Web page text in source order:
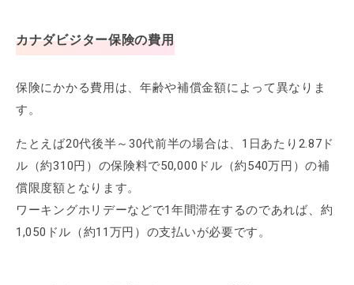
カナダビジター保険の費用
保険にかかる費用は、年齢や補償金額によって異なりま
す。
たとえば20代後半～30代前半の場合は、1日あたり2.87ド
ル（約310円）の保険料で50,000ドル（約540万円）の補
償限度額となります。
ワーキングホリデーなどで1年間滞在するのであれば、約
1,050ドル（約11万円）の支払いが必要です。